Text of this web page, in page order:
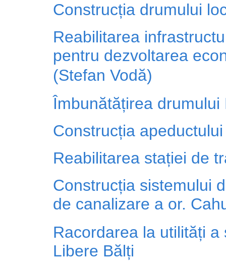
Construcția drumului
Reabilitarea
pentru dezvoltarea
(Stefan Vodă)
Îmbunătățirea
Construcția
Reabilitarea stației de
Construcția sistemului
de canalizare a or.
Racordarea la utilități
Libere Bălți